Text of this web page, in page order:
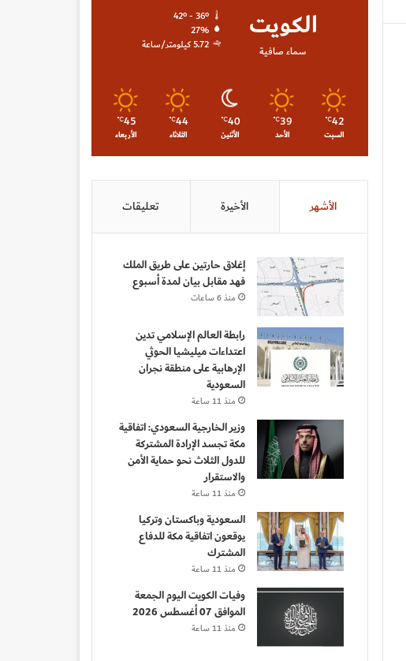
الكويت
سماء صافية
42º - 36º
27%
5.72 كيلومتر/ساعة
42
℃
السبت
39
℃
الأحد
40
℃
الأثنين
44
℃
الثلاثاء
45
℃
الأربعاء
الأشهر الأخيرة تعليقات
إغلاق حارتين على طريق الملك
فهد مقابل بيان لمدة أسبوع
منذ 6 ساعات
رابطة العالم الإسلامي تدين
اعتداءات ميليشيا الحوثي
الإرهابية على منطقة نجران
السعودية
منذ 11 ساعة
وزير الخارجية السعودي: اتفاقية
مكة تجسد الإرادة المشتركة
للدول الثلاث نحو حماية الأمن
والاستقرار
منذ 11 ساعة
السعودية وباكستان وتركيا
يوقعون اتفاقية مكة للدفاع
المشترك
منذ 11 ساعة
وفيات الكويت اليوم الجمعة
الموافق 07 أغسطس 2026
منذ 11 ساعة